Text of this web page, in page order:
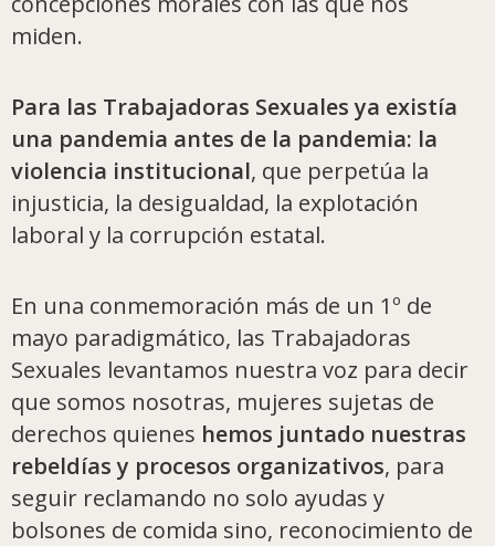
miden.
Para las Trabajadoras Sexuales ya existía
una pandemia antes de la pandemia: la
violencia institucional, que perpetúa la
injusticia, la desigualdad, la explotación
laboral y la corrupción estatal.
En una conmemoración más de un 1º de
mayo paradigmático, las Trabajadoras
Sexuales levantamos nuestra voz para decir
que somos nosotras, mujeres sujetas de
derechos quienes hemos juntado nuestras
rebeldías y procesos organizativos, para
seguir reclamando no solo ayudas y
bolsones de comida sino, reconocimiento de